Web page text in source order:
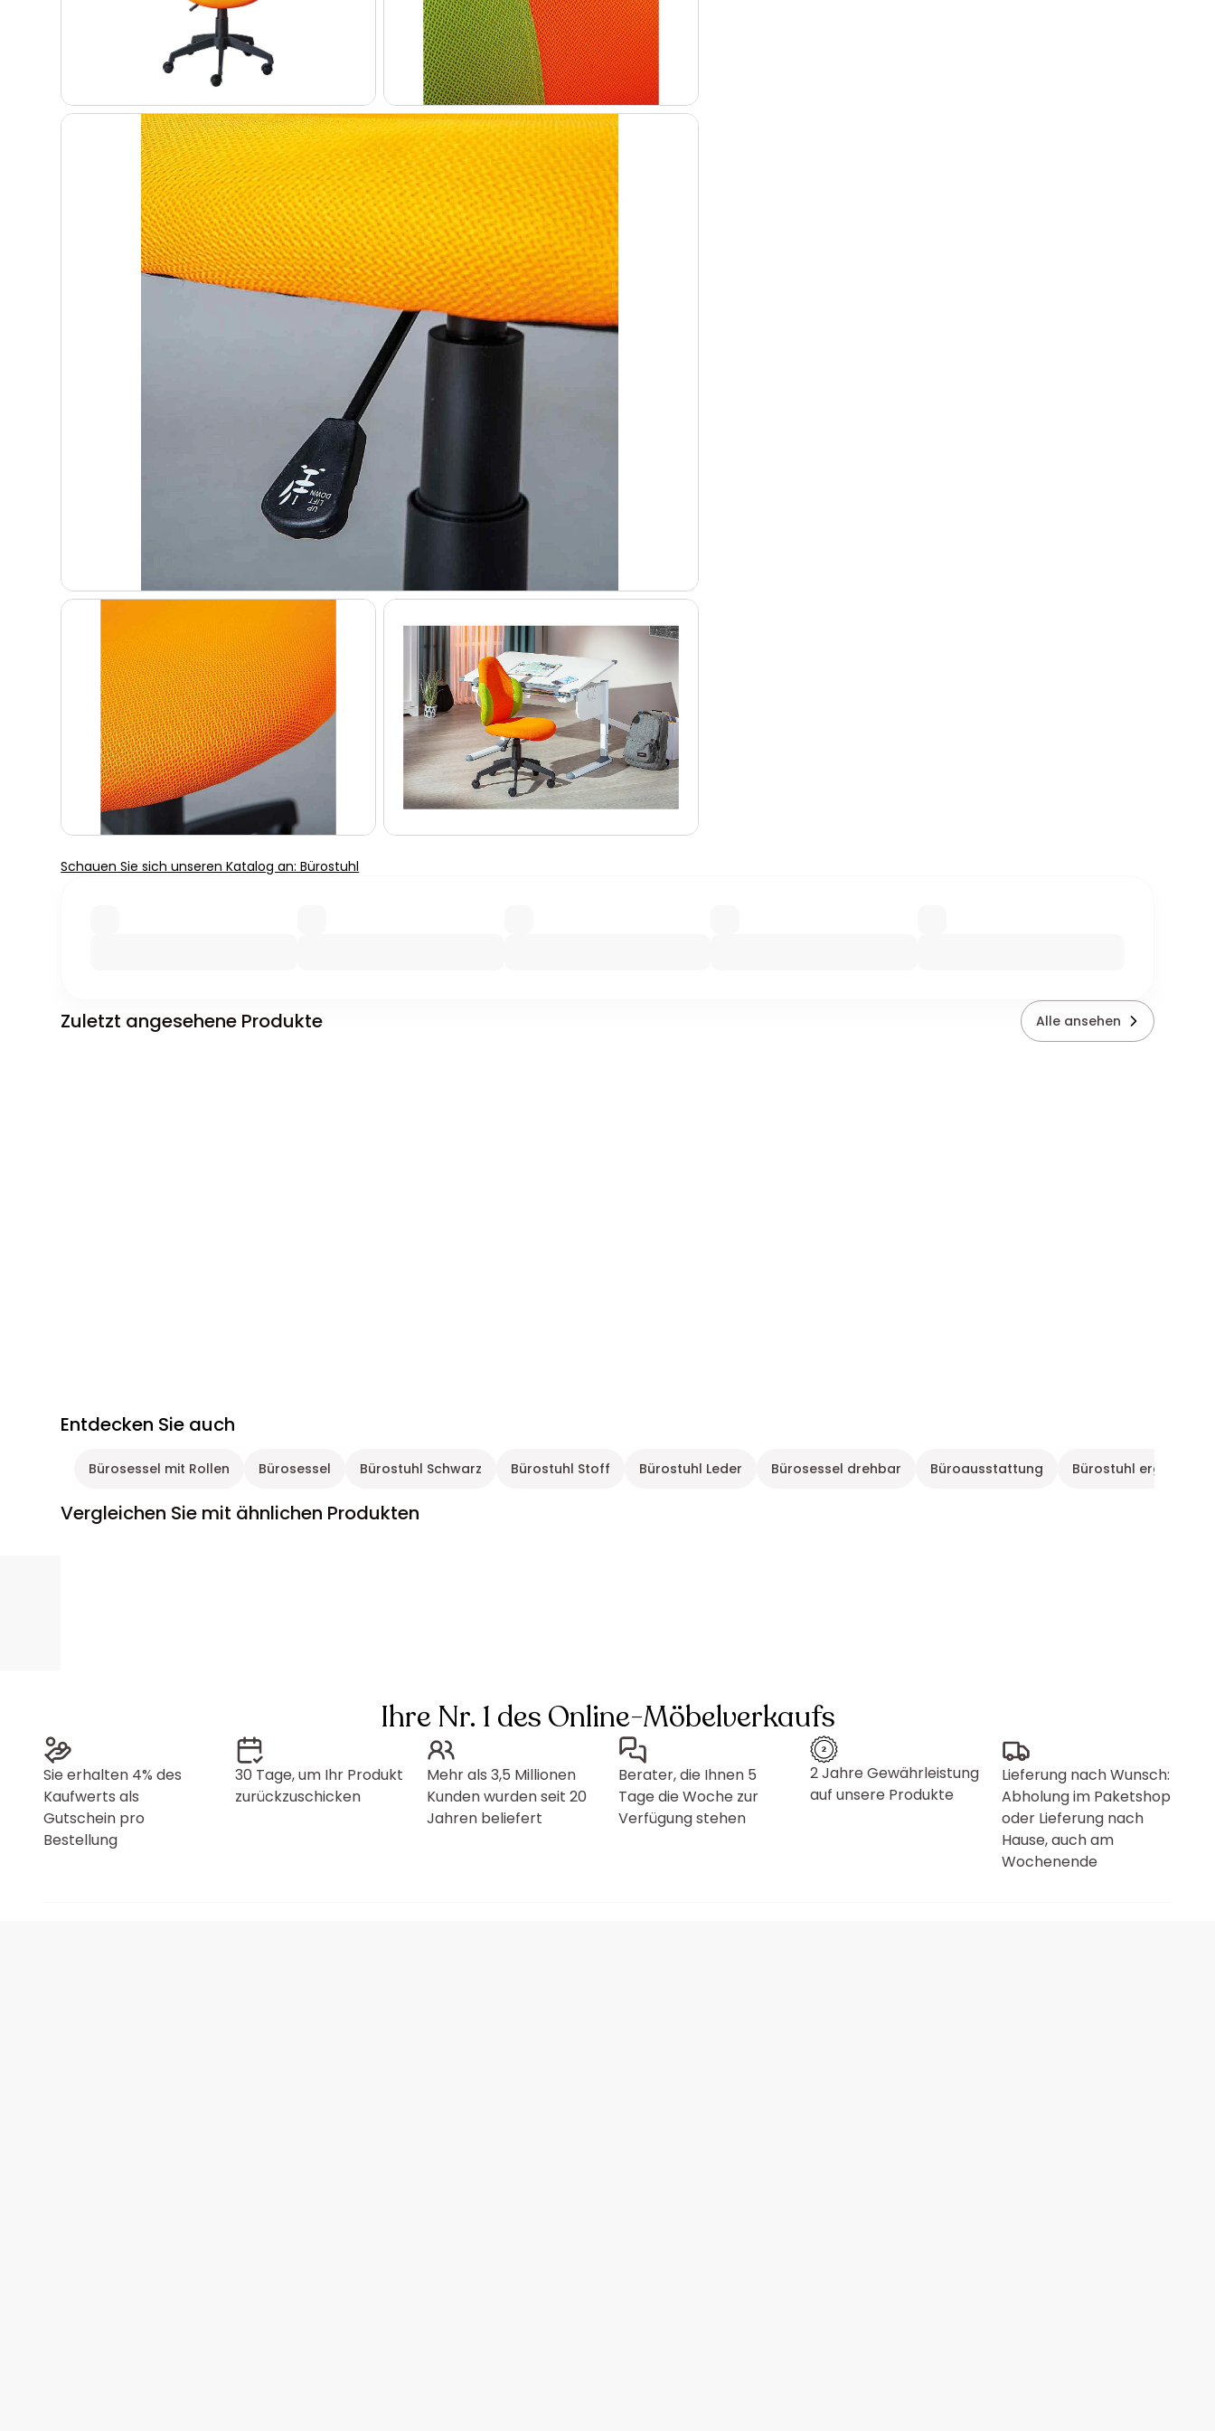
Schauen Sie sich unseren Katalog an: Bürostuhl
Zuletzt angesehene Produkte Alle ansehen
Entdecken Sie auch
Bürosessel mit Rollen Bürosessel Bürostuhl Schwarz Bürostuhl Stoff Bürostuhl Leder Bürosessel drehbar Büroausstattung Bürostuhl
Vergleichen Sie mit ähnlichen Produkten
Ihre Nr. 1 des Online-Möbelverkaufs
Sie erhalten 4% des
Kaufwerts als
Gutschein pro
Bestellung
30 Tage, um Ihr Produkt
zurückzuschicken
Mehr als 3,5 Millionen
Kunden wurden seit 20
Jahren beliefert
Berater, die Ihnen 5
Tage die Woche zur
Verfügung stehen
2 Jahre Gewährleistung
auf unsere Produkte
Lieferung nach Wunsch:
Abholung im Paketshop
oder Lieferung nach
Hause, auch am
Wochenende